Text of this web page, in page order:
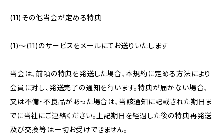
(11)その他当会が定める特典
(1)〜(11)のサービスをメールにてお送りいたします
当会は、前項の特典を発送した場合、本規約に定める方法により
会員に対し、発送完了の通知を行います。特典が届かない場合、
又は不備・不良品があった場合は、当該通知に記載された期日ま
でに当社にご連絡ください。上記期日を経過した後の特典再発送
及び交換等は一切お受けできません。